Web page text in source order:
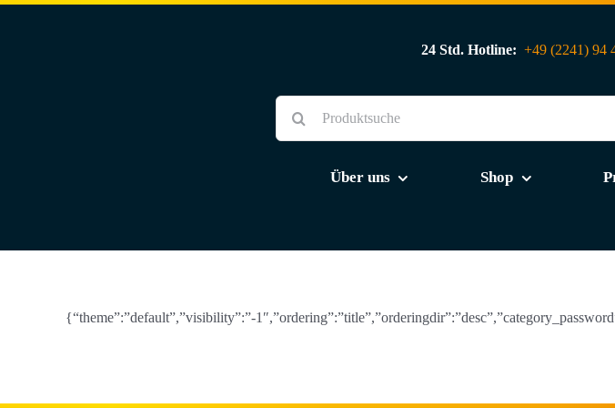
24 Std. Hotline: +49 (2241) 94
Über uns Shop
{“theme”:”default”,”visibility”:”-